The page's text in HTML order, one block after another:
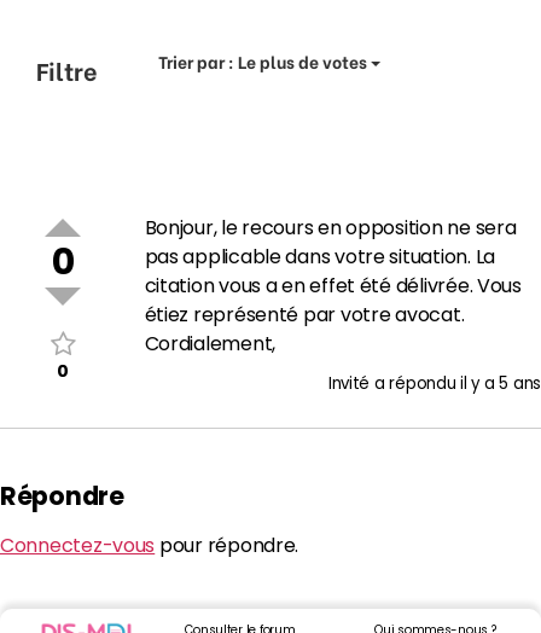
Filtre Trier par :Le plus de votes
0
0
Bonjour, le recours en opposition ne sera
pas applicable dans votre situation. La
citation vous a en effet été délivrée. Vous
étiez représenté par votre avocat.
Cordialement,
Invité a réponduil y a 5 ans
Répondre
Connectez-vous pour répondre.